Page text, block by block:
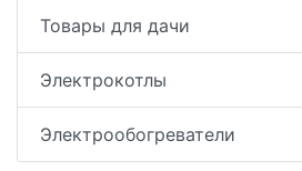
Товары для дачи
Электрокотлы
Электрообогреватели